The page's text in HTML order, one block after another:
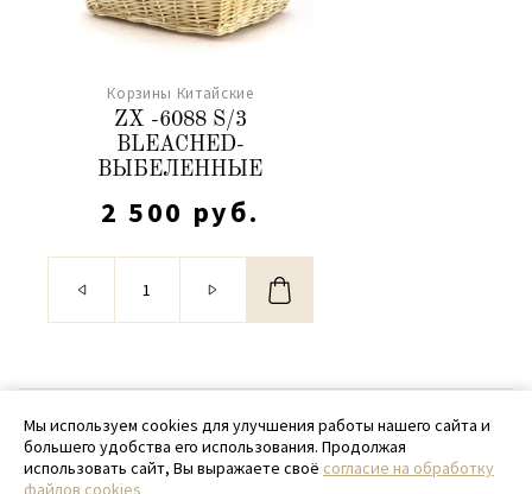
Корзины Китайские
ZX -6088 S/3
BLEACHED-
ВЫБЕЛЕННЫЕ
2 500 руб.
© 2020 - 2026 SamPack
+ 7 (918) 699-97-87
Мы используем cookies для улучшения работы нашего сайта и
большего удобства его использования. Продолжая
использовать сайт, Вы выражаете своё согласие на обработку
файлов cookies